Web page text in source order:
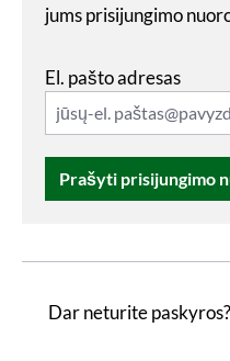
jums prisijungimo
El. pašto adresas
Prašyti prisijungimo
Dar neturite paskyros?